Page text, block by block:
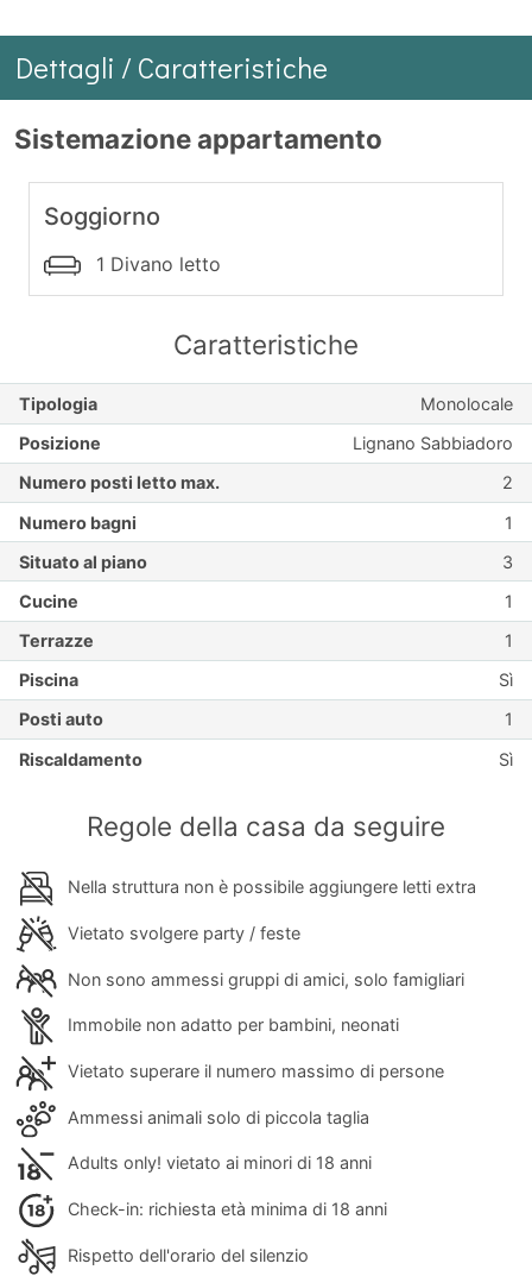
Dettagli / Caratteristiche
Sistemazione appartamento
Soggiorno
1 Divano letto
Caratteristiche
Tipologia
Monolocale
Posizione
Lignano Sabbiadoro
Numero posti letto max.
2
Numero bagni
1
Situato al piano
3
Cucine
1
Terrazze
1
Piscina
Sì
Posti auto
1
Riscaldamento
Sì
Regole della casa da seguire
Nella struttura non è possibile aggiungere letti extra
Vietato svolgere party / feste
Non sono ammessi gruppi di amici, solo famigliari
Immobile non adatto per bambini, neonati
Vietato superare il numero massimo di persone
Ammessi animali solo di piccola taglia
Adults only! vietato ai minori di 18 anni
Check-in: richiesta età minima di 18 anni
Rispetto dell'orario del silenzio